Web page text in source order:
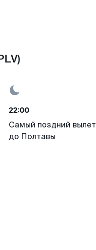
22:00
Самый поздний вылет
до Полтавы